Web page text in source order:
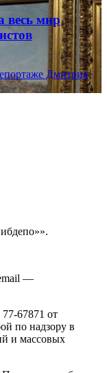
весь мир
Дмитрия
—
67871 от
по надзору в
и массовых